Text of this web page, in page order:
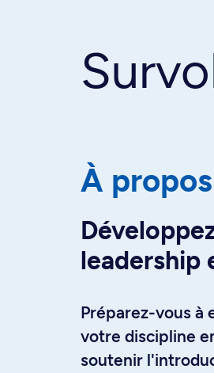
À propos
leadership
Préparez-vous à
votre discipline
soutenir